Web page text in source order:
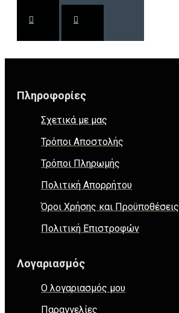
Πληροφορίες
Σχετικά με μας
Τρόποι Αποστολής
Τρόποι Πληρωμής
Πολιτική Απορρήτου
Όροι Χρήσης και Προϋποθέσεις
Πολιτική Επιστροφών
Λογαριασμός
Ο λογαριασμός μου
Παραγγελίες